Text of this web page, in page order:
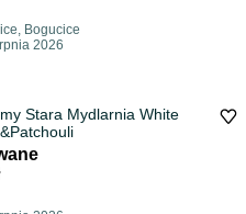
Bogucice
2026
Stara Mydlarnia White